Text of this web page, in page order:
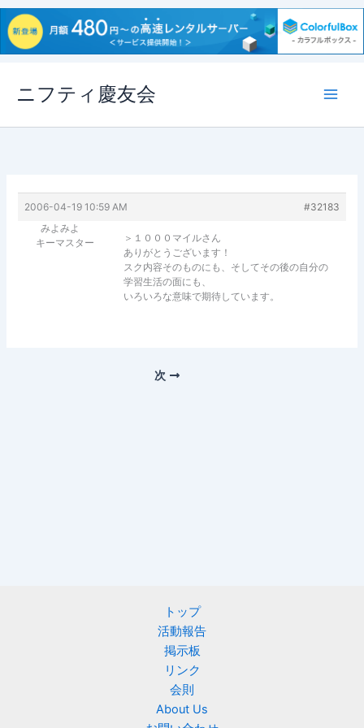
ス
ニフティ慶友会
2006-04-19 10:59 AM
#32183
みよみよ
キーマスター
＞１０００マイルさん
ありがとうございます！
スク内容そのものにも、そしてその後の自分の
学習生活の面にも、
いろいろな意味で期待しています。
次
トップ
活動報告
掲示板
リンク
会則
About Us